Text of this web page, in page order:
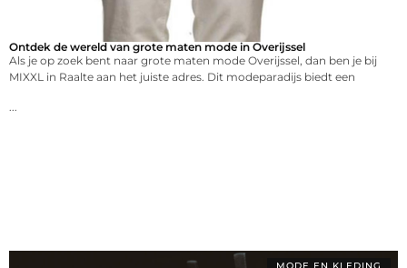
Ontdek de wereld van grote maten mode in Overijssel
Als je op zoek bent naar grote maten mode Overijssel, dan ben je bij
MIXXL in Raalte aan het juiste adres. Dit modeparadijs biedt een